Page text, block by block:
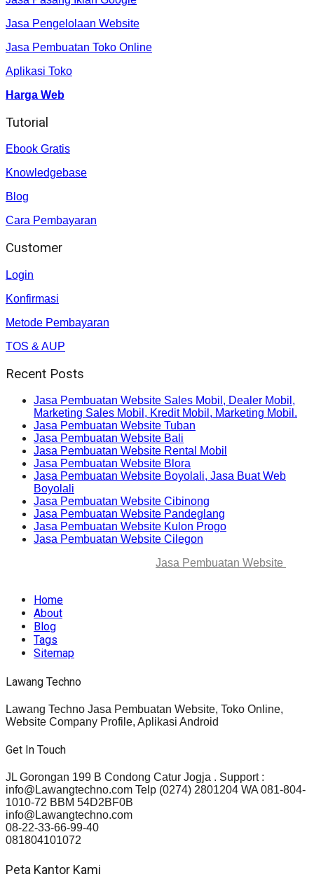
Jasa Pengelolaan Website
Jasa Pembuatan Toko Online
Aplikasi Toko
Harga Web
Tutorial
Ebook Gratis
Knowledgebase
Blog
Cara Pembayaran
Customer
Login
Konfirmasi
Metode Pembayaran
TOS & AUP
Recent Posts
Jasa Pembuatan Website Sales Mobil, Dealer Mobil,
Marketing Sales Mobil, Kredit Mobil, Marketing Mobil.
Jasa Pembuatan Website Tuban
Jasa Pembuatan Website Bali
Jasa Pembuatan Website Rental Mobil
Jasa Pembuatan Website Blora
Jasa Pembuatan Website Boyolali, Jasa Buat Web
Boyolali
Jasa Pembuatan Website Cibinong
Jasa Pembuatan Website Pandeglang
Jasa Pembuatan Website Kulon Progo
Jasa Pembuatan Website Cilegon
Jasa Pembuatan Website
Home
About
Blog
Tags
Sitemap
Lawang Techno
Lawang Techno Jasa Pembuatan Website, Toko Online,
Website Company Profile, Aplikasi Android
Get In Touch
JL Gorongan 199 B Condong Catur Jogja . Support :
info@Lawangtechno.com Telp (0274) 2801204 WA 081-804-
1010-72 BBM 54D2BF0B
info@Lawangtechno.com
08-22-33-66-99-40
081804101072
Peta Kantor Kami